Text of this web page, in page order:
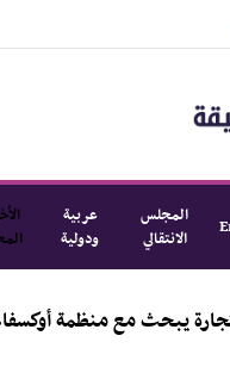
المجلس
الانتقالي
عربية
ودولية
منظمة أوكسفام توسيع